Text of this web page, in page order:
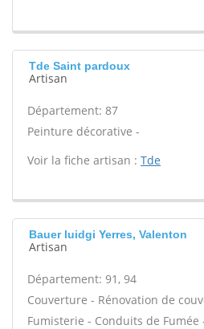
Tde Saint pardoux
Artisan
Département: 87
Peinture décorative -
Voir la fiche artisan : Tde
Bauer luidgi Yerres, Valenton
Artisan
Département: 91, 94
Couverture - Rénovation de
Fumisterie - Conduits de